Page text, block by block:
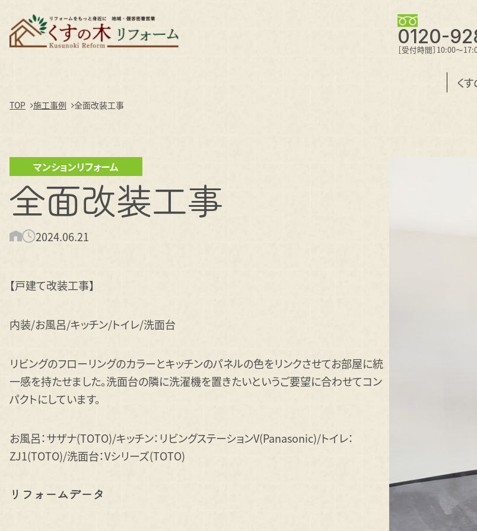
0120-
［受付時間］10:00～
く
TOP 施工事例 全面改装工事
マンションリフォーム
全面改装工事
2024.06.21
【戸建て改装工事】
内装/お風呂/キッチン/トイレ/洗面台
リビングのフローリングのカラーとキッチンのパネルの色をリンクさせてお部屋に統
一感を持たせました。洗面台の隣に洗濯機を置きたいというご要望に合わせてコン
パクトにしています。
お風呂：サザナ(TOTO)/キッチン：リビングステーションV(Panasonic)/トイレ：
ZJ1(TOTO)/洗面台：Vシリーズ(TOTO)
リフォームデータ